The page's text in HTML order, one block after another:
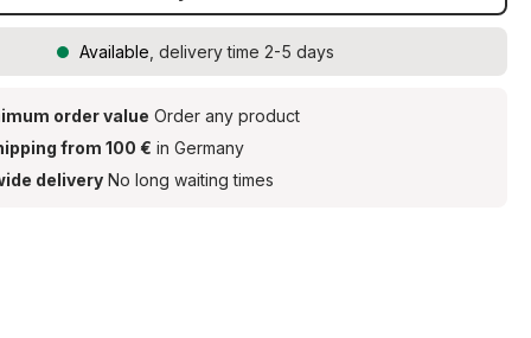
Available , delivery time 2-5 days
order value Order any product
from 100 € in Germany
delivery No long waiting times